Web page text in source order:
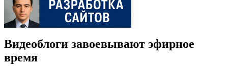
Видеоблоги завоевывают эфирное
время